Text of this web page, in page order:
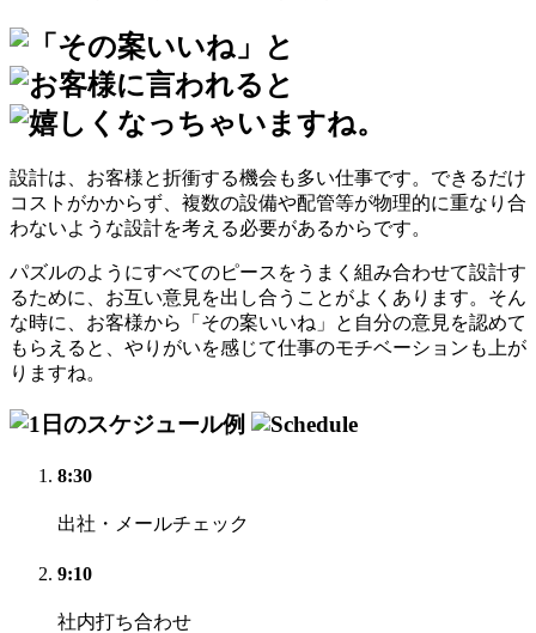
設計は、お客様と折衝する機会も多い仕事です。できるだけ
コストがかからず、複数の設備や配管等が物理的に重なり合
わないような設計を考える必要があるからです。
パズルのようにすべてのピースをうまく組み合わせて設計す
るために、お互い意見を出し合うことがよくあります。そん
な時に、お客様から「その案いいね」と自分の意見を認めて
もらえると、やりがいを感じて仕事のモチベーションも上が
りますね。
8:30
出社・メールチェック
9:10
社内打ち合わせ